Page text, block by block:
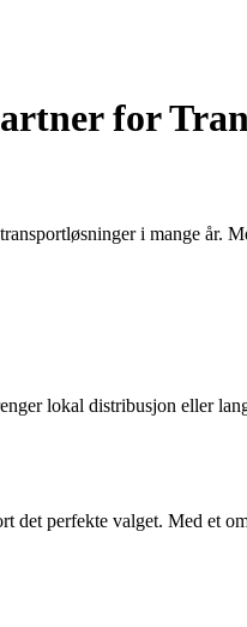
for
i mange
lokal distribusjon eller
det perfekte valget. Med